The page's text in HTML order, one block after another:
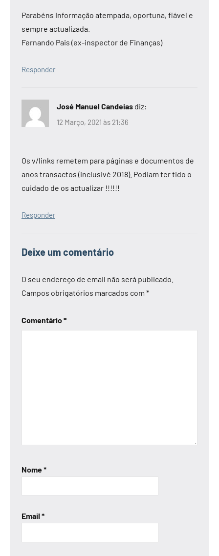
Parabéns Informação atempada, oportuna, fiável e
sempre actualizada.
Fernando Pais (ex-inspector de Finanças)
Responder
José Manuel Candeias diz:
12 Março, 2021 às 21:36
Os v/links remetem para páginas e documentos de
anos transactos (inclusivé 2018). Podiam ter tido o
cuidado de os actualizar !!!!!!
Responder
Deixe um comentário
O seu endereço de email não será publicado.
Campos obrigatórios marcados com *
Comentário*
Nome*
Email *